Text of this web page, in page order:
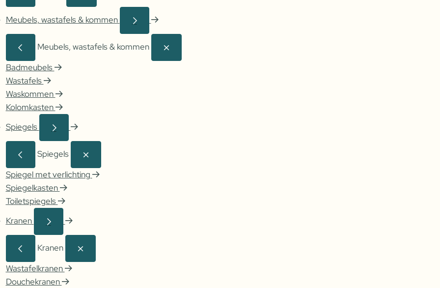
Meubels, wastafels & kommen
Meubels, wastafels & kommen
Badmeubels
Wastafels
Waskommen
Kolomkasten
Spiegels
Spiegels
Spiegel met verlichting
Spiegelkasten
Toiletspiegels
Kranen
Kranen
Wastafelkranen
Douchekranen